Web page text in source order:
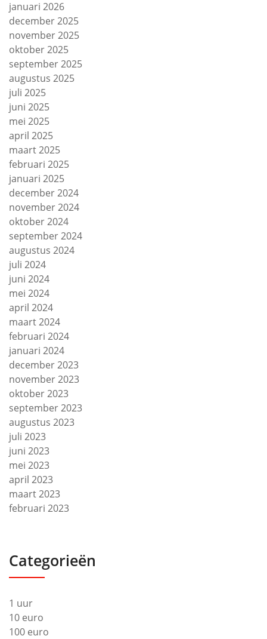
januari 2026
december 2025
november 2025
oktober 2025
september 2025
augustus 2025
juli 2025
juni 2025
mei 2025
april 2025
maart 2025
februari 2025
januari 2025
december 2024
november 2024
oktober 2024
september 2024
augustus 2024
juli 2024
juni 2024
mei 2024
april 2024
maart 2024
februari 2024
januari 2024
december 2023
november 2023
oktober 2023
september 2023
augustus 2023
juli 2023
juni 2023
mei 2023
april 2023
maart 2023
februari 2023
Categorieën
1 uur
10 euro
100 euro